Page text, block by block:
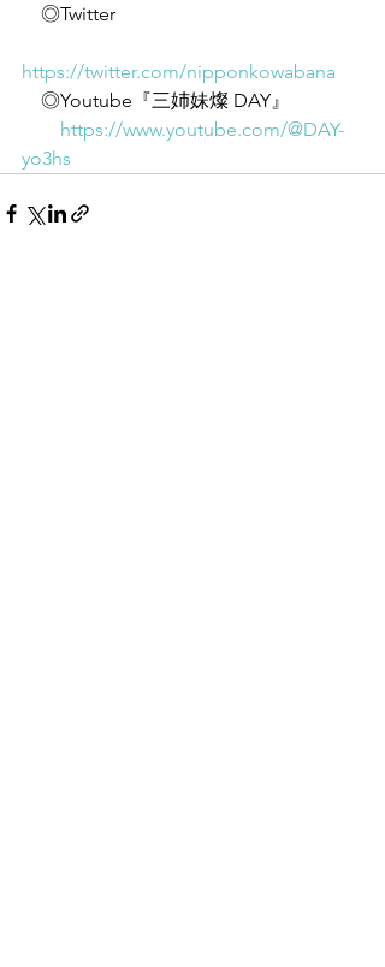
◎Twitter
https://twitter.com/nipponkowabana
◎Youtube『三姉妹燦 DAY』
https://www.youtube.com/@DAY-
yo3hs